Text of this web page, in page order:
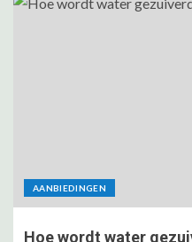
AANBIEDINGEN
Hoe wordt water